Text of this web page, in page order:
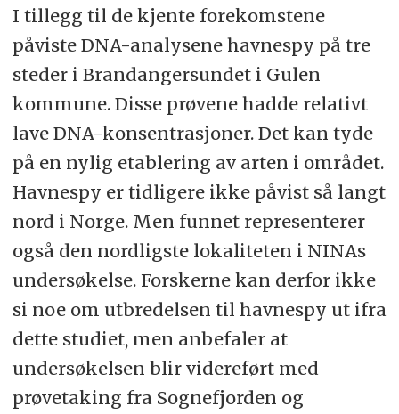
I tillegg til de kjente forekomstene
påviste DNA-analysene havnespy på tre
steder i Brandangersundet i Gulen
kommune. Disse prøvene hadde relativt
lave DNA-konsentrasjoner. Det kan tyde
på en nylig etablering av arten i området.
Havnespy er tidligere ikke påvist så langt
nord i Norge. Men funnet representerer
også den nordligste lokaliteten i NINAs
undersøkelse. Forskerne kan derfor ikke
si noe om utbredelsen til havnespy ut ifra
dette studiet, men anbefaler at
undersøkelsen blir videreført med
prøvetaking fra Sognefjorden og